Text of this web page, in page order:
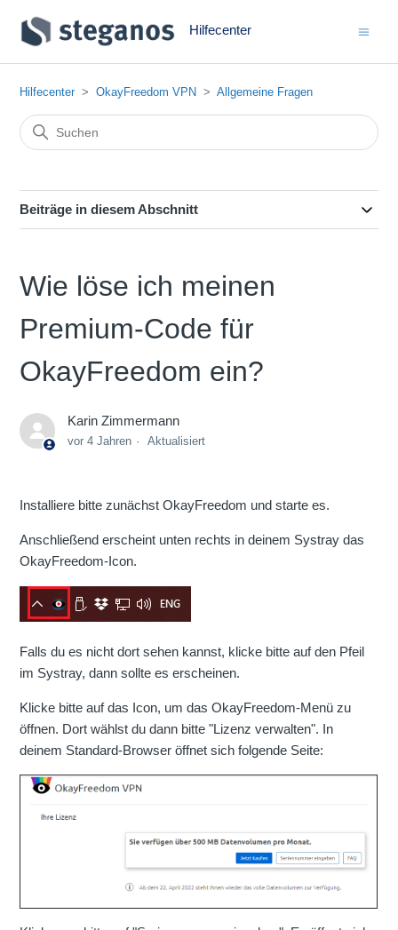
Hilfecenter
Hilfecenter OkayFreedom VPN Allgemeine Fragen
Beiträge in diesem Abschnitt
Wie löse ich meinen
Premium-Code für
OkayFreedom ein?
Karin Zimmermann
vor 4 Jahren Aktualisiert
Installiere bitte zunächst OkayFreedom und starte es.
Anschließend erscheint unten rechts in deinem Systray das
OkayFreedom-Icon.
Falls du es nicht dort sehen kannst, klicke bitte auf den Pfeil
im Systray, dann sollte es erscheinen.
Klicke bitte auf das Icon, um das OkayFreedom-Menü zu
öffnen. Dort wählst du dann bitte "Lizenz verwalten". In
deinem Standard-Browser öffnet sich folgende Seite: